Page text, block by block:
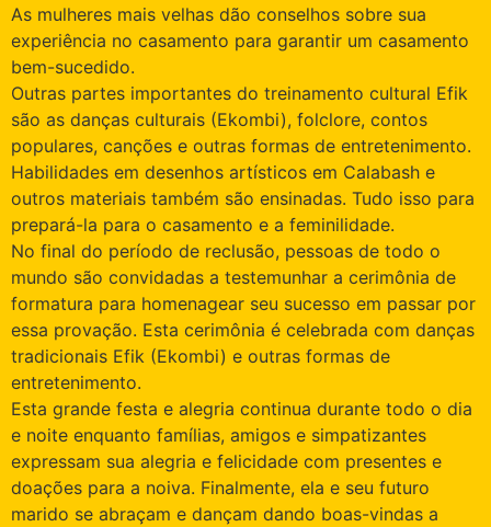
As mulheres mais velhas dão conselhos sobre sua
experiência no casamento para garantir um casamento
bem-sucedido.
Outras partes importantes do treinamento cultural Efik
são as danças culturais (Ekombi), folclore, contos
populares, canções e outras formas de entretenimento.
Habilidades em desenhos artísticos em Calabash e
outros materiais também são ensinadas. Tudo isso para
prepará-la para o casamento e a feminilidade.
No final do período de reclusão, pessoas de todo o
mundo são convidadas a testemunhar a cerimônia de
formatura para homenagear seu sucesso em passar por
essa provação. Esta cerimônia é celebrada com danças
tradicionais Efik (Ekombi) e outras formas de
entretenimento.
Esta grande festa e alegria continua durante todo o dia
e noite enquanto famílias, amigos e simpatizantes
expressam sua alegria e felicidade com presentes e
doações para a noiva. Finalmente, ela e seu futuro
marido se abraçam e dançam dando boas-vindas a